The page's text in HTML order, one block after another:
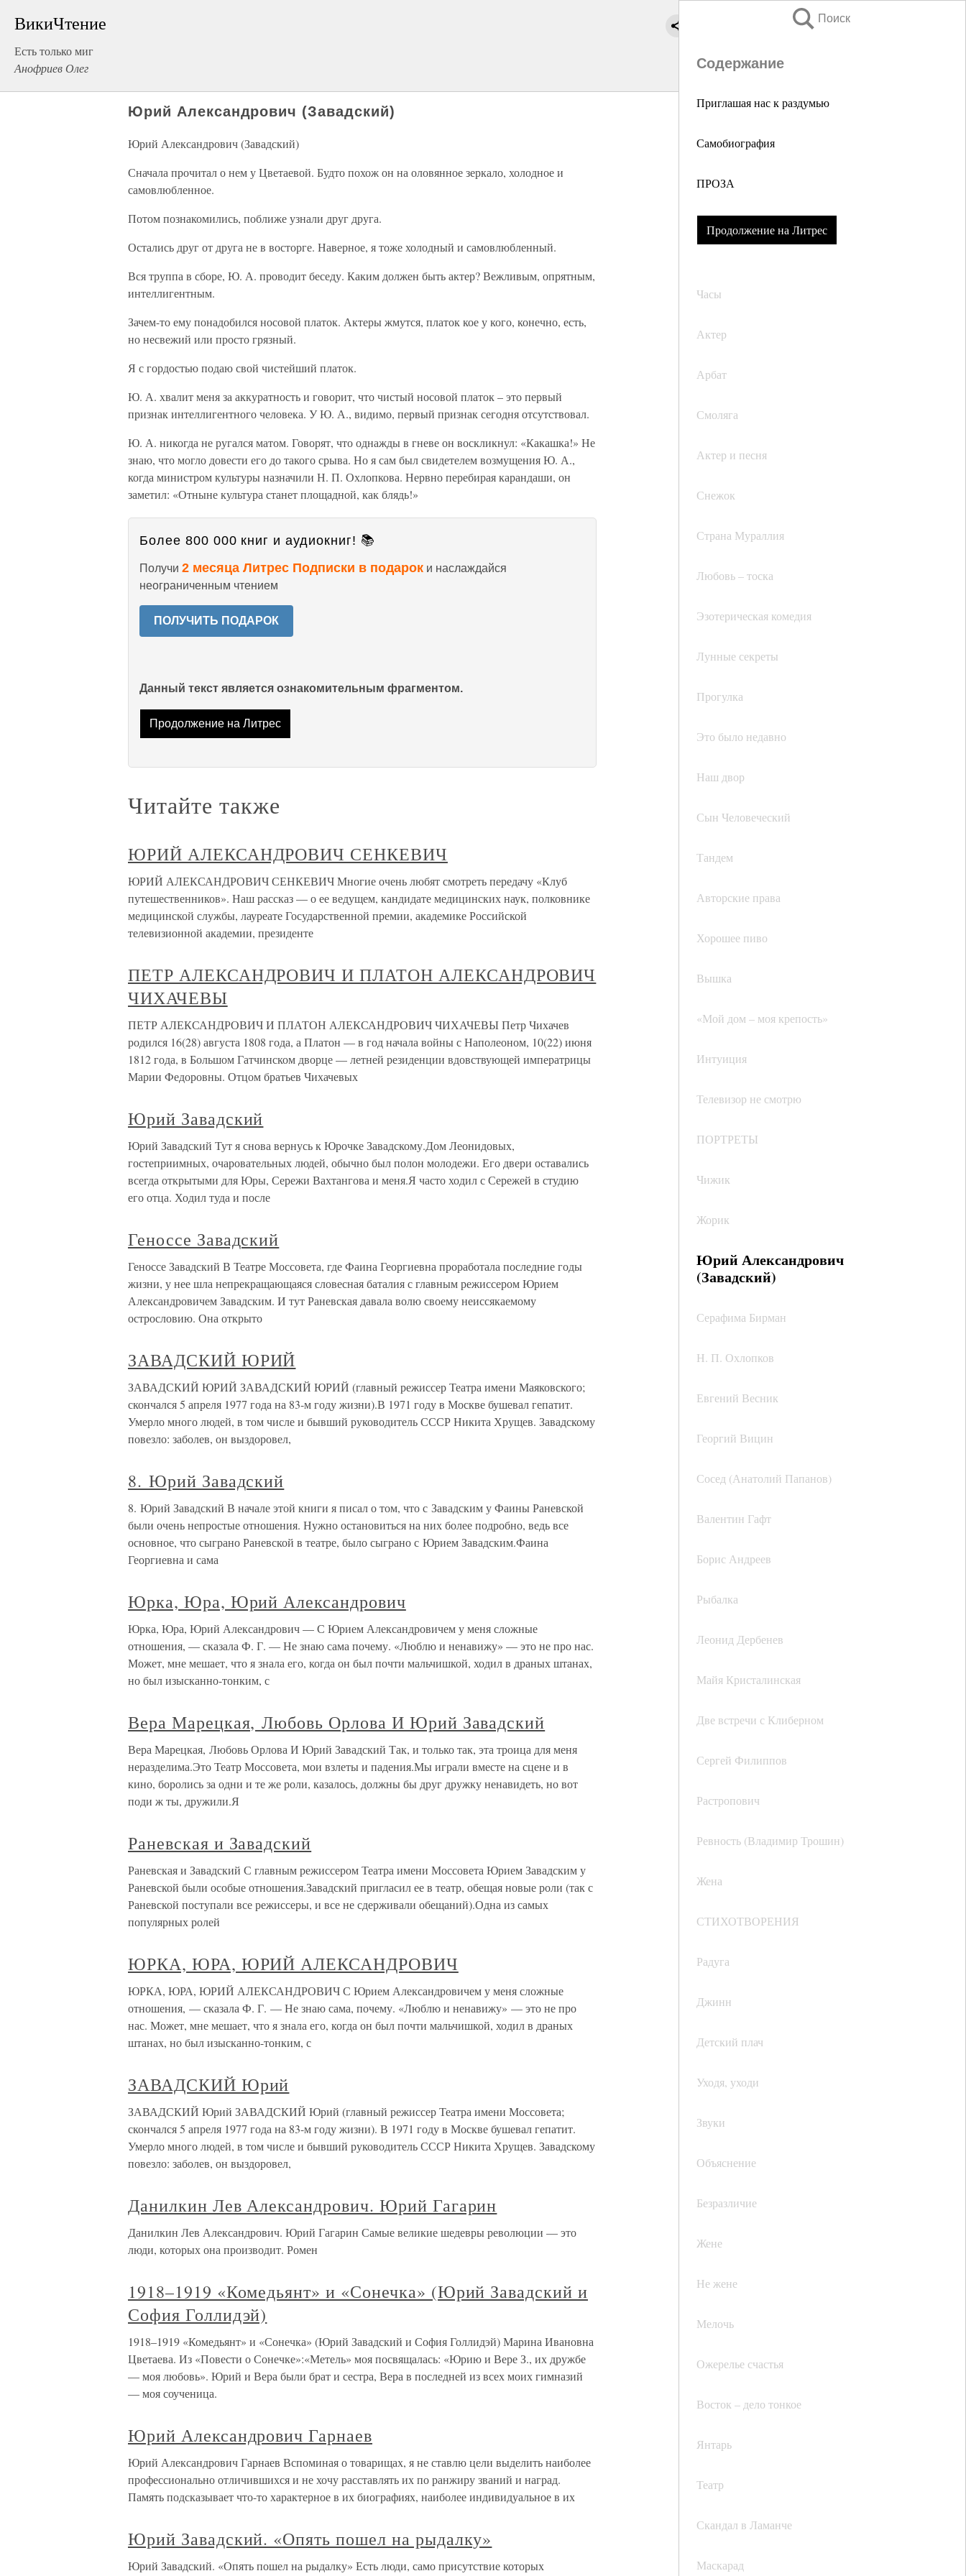
ВикиЧтение
Есть только миг
Анофриев Олег
Поиск
Содержание
Приглашая нас к раздумью
Самобиография
ПРОЗА
Продолжение на Литрес
Часы
Актер
Арбат
Смоляга
Актер и песня
Снежок
Страна Мураллия
Любовь – тоска
Эзотерическая комедия
Лунные секреты
Прогулка
Это было недавно
Наш двор
Сын Человеческий
Тандем
Авторские права
Хорошее пиво
Вышка
«Мой дом – моя крепость»
Интуиция
Телевизор не смотрю
ПОРТРЕТЫ
Чижик
Жорик
Юрий Александрович
(Завадский)
Серафима Бирман
Н. П. Охлопков
Евгений Весник
Георгий Вицин
Сосед (Анатолий Папанов)
Валентин Гафт
Борис Андреев
Рыбалка
Леонид Дербенев
Майя Кристалинская
Две встречи с Клиберном
Сергей Филиппов
Растропович
Ревность (Владимир Трошин)
Жена
СТИХОТВОРЕНИЯ
Радуга
Джинн
Детский плач
Уходя, уходи
Звуки
Объяснение
Безразличие
Жене
Не жене
Мелочь
Ожерелье счастья
Восток – дело тонкое
Янтарь
Театр
Скандал в Ламанче
Маскарад
Юрий Александрович (Завадский)
Юрий Александрович (Завадский)
Сначала прочитал о нем у Цветаевой. Будто похож он на оловянное зеркало, холодное и
самовлюбленное.
Потом познакомились, поближе узнали друг друга.
Остались друг от друга не в восторге. Наверное, я тоже холодный и самовлюбленный.
Вся труппа в сборе, Ю. А. проводит беседу. Каким должен быть актер? Вежливым, опрятным,
интеллигентным.
Зачем-то ему понадобился носовой платок. Актеры жмутся, платок кое у кого, конечно, есть,
но несвежий или просто грязный.
Я с гордостью подаю свой чистейший платок.
Ю. А. хвалит меня за аккуратность и говорит, что чистый носовой платок – это первый
признак интеллигентного человека. У Ю. А., видимо, первый признак сегодня отсутствовал.
Ю. А. никогда не ругался матом. Говорят, что однажды в гневе он воскликнул: «Какашка!» Не
знаю, что могло довести его до такого срыва. Но я сам был свидетелем возмущения Ю. А.,
когда министром культуры назначили Н. П. Охлопкова. Нервно перебирая карандаши, он
заметил: «Отныне культура станет площадной, как блядь!»
Более 800 000 книг и аудиокниг! 📚
Получи 2 месяца Литрес Подписки в подарок и наслаждайся
неограниченным чтением
ПОЛУЧИТЬ ПОДАРОК
Данный текст является ознакомительным фрагментом.
Продолжение на Литрес
Читайте также
ЮРИЙ АЛЕКСАНДРОВИЧ СЕНКЕВИЧ
ЮРИЙ АЛЕКСАНДРОВИЧ СЕНКЕВИЧ Многие очень любят смотреть передачу «Клуб
путешественников». Наш рассказ — о ее ведущем, кандидате медицинских наук, полковнике
медицинской службы, лауреате Государственной премии, академике Российской
телевизионной академии, президенте
ПЕТР АЛЕКСАНДРОВИЧ И ПЛАТОН АЛЕКСАНДРОВИЧ
ЧИХАЧЕВЫ
ПЕТР АЛЕКСАНДРОВИЧ И ПЛАТОН АЛЕКСАНДРОВИЧ ЧИХАЧЕВЫ Петр Чихачев
родился 16(28) августа 1808 года, а Платон — в год начала войны с Наполеоном, 10(22) июня
1812 года, в Большом Гатчинском дворце — летней резиденции вдовствующей императрицы
Марии Федоровны. Отцом братьев Чихачевых
Юрий Завадский
Юрий Завадский Тут я снова вернусь к Юрочке Завадскому.Дом Леонидовых,
гостеприимных, очаровательных людей, обычно был полон молодежи. Его двери оставались
всегда открытыми для Юры, Сережи Вахтангова и меня.Я часто ходил с Сережей в студию
его отца. Ходил туда и после
Геноссе Завадский
Геноссе Завадский В Театре Моссовета, где Фаина Георгиевна проработала последние годы
жизни, у нее шла непрекращающаяся словесная баталия с главным режиссером Юрием
Александровичем Завадским. И тут Раневская давала волю своему неиссякаемому
острословию. Она открыто
ЗАВАДСКИЙ ЮРИЙ
ЗАВАДСКИЙ ЮРИЙ ЗАВАДСКИЙ ЮРИЙ (главный режиссер Театра имени Маяковского;
скончался 5 апреля 1977 года на 83-м году жизни).В 1971 году в Москве бушевал гепатит.
Умерло много людей, в том числе и бывший руководитель СССР Никита Хрущев. Завадскому
повезло: заболев, он выздоровел,
8. Юрий Завадский
8. Юрий Завадский В начале этой книги я писал о том, что с Завадским у Фаины Раневской
были очень непростые отношения. Нужно остановиться на них более подробно, ведь все
основное, что сыграно Раневской в театре, было сыграно с Юрием Завадским.Фаина
Георгиевна и сама
Юрка, Юра, Юрий Александрович
Юрка, Юра, Юрий Александрович — С Юрием Александровичем у меня сложные
отношения, — сказала Ф. Г. — Не знаю сама почему. «Люблю и ненавижу» — это не про нас.
Может, мне мешает, что я знала его, когда он был почти мальчишкой, ходил в драных штанах,
но был изысканно-тонким, с
Вера Марецкая, Любовь Орлова И Юрий Завадский
Вера Марецкая, Любовь Орлова И Юрий Завадский Так, и только так, эта троица для меня
неразделима.Это Театр Моссовета, мои взлеты и падения.Мы играли вместе на сцене и в
кино, боролись за одни и те же роли, казалось, должны бы друг дружку ненавидеть, но вот
поди ж ты, дружили.Я
Раневская и Завадский
Раневская и Завадский С главным режиссером Театра имени Моссовета Юрием Завадским у
Раневской были особые отношения.Завадский пригласил ее в театр, обещая новые роли (так с
Раневской поступали все режиссеры, и все не сдерживали обещаний).Одна из самых
популярных ролей
ЮРКА, ЮРА, ЮРИЙ АЛЕКСАНДРОВИЧ
ЮРКА, ЮРА, ЮРИЙ АЛЕКСАНДРОВИЧ С Юрием Александровичем у меня сложные
отношения, — сказала Ф. Г. — Не знаю сама, почему. «Люблю и ненавижу» — это не про
нас. Может, мне мешает, что я знала его, когда он был почти мальчишкой, ходил в драных
штанах, но был изысканно-тонким, с
ЗАВАДСКИЙ Юрий
ЗАВАДСКИЙ Юрий ЗАВАДСКИЙ Юрий (главный режиссер Театра имени Моссовета;
скончался 5 апреля 1977 года на 83-м году жизни). В 1971 году в Москве бушевал гепатит.
Умерло много людей, в том числе и бывший руководитель СССР Никита Хрущев. Завадскому
повезло: заболев, он выздоровел,
Данилкин Лев Александрович. Юрий Гагарин
Данилкин Лев Александрович. Юрий Гагарин Самые великие шедевры революции — это
люди, которых она производит. Ромен
1918–1919 «Комедьянт» и «Сонечка» (Юрий Завадский и
София Голлидэй)
1918–1919 «Комедьянт» и «Сонечка» (Юрий Завадский и София Голлидэй) Марина Ивановна
Цветаева. Из «Повести о Сонечке»:«Метель» моя посвящалась: «Юрию и Вере З., их дружбе
— моя любовь». Юрий и Вера были брат и сестра, Вера в последней из всех моих гимназий
— моя соученица.
Юрий Александрович Гарнаев
Юрий Александрович Гарнаев Вспоминая о товарищах, я не ставлю цели выделить наиболее
профессионально отличившихся и не хочу расставлять их по ранжиру званий и наград.
Память подсказывает что-то характерное в их биографиях, наиболее индивидуальное в их
Юрий Завадский. «Опять пошел на рыдалку»
Юрий Завадский. «Опять пошел на рыдалку» Есть люди, само присутствие которых